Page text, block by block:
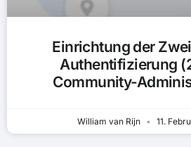
Einrichtung der
Authentifizierung
Community-
William van Rijn 11.